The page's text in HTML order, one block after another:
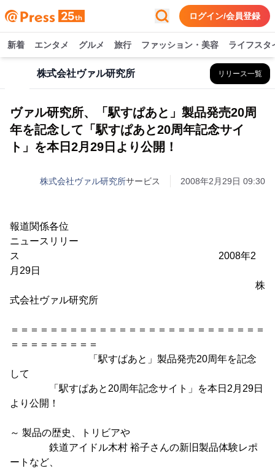
ログイン/会員登録
新着 エンタメ グルメ 旅行 ファッション・美容 ライフスタ
株式会社ヴァル研究所 リリース一覧
ヴァル研究所、「駅すぱあと」製品発売20周
年を記念して「駅すぱあと20周年記念サイ
ト」を本日2月29日より公開！
株式会社ヴァル研究所サービス 2008年2月29日 09:30
報道関係各位
ニュースリリー
ス 2008年2
月29日
株
式会社ヴァル研究所
＝＝＝＝＝＝＝＝＝＝＝＝＝＝＝＝＝＝＝＝＝＝＝＝＝＝
＝＝＝＝＝＝＝＝＝
「駅すぱあと」製品発売20周年を記念
して
「駅すぱあと20周年記念サイト」を本日2月29日
より公開！
～ 製品の歴史、トリビアや
鉄道アイドル木村 裕子さんの新旧製品体験レポ
ートなど、